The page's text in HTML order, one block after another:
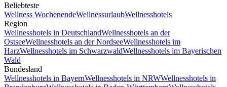
Beliebteste
Wellness WochenendeWellnessurlaubWellnesshotels
Region
Wellnesshotels in DeutschlandWellnesshotels an der
OstseeWellnesshotels an der NordseeWellnesshotels im
HarzWellnesshotels im SchwarzwaldWellnesshotels im Bayerischen
Wald
Bundesland
Wellnesshotels in BayernWellnesshotels in NRWWellnesshotels in